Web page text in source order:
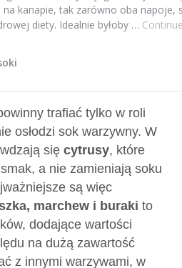
trafiać tylko w roli
osłodzi sok warzywny. W
się cytrusy, które
a nie zamieniają soku
są więc
marchew i buraki to
dodające wartości
na dużą zawartość
z innymi warzywami, w